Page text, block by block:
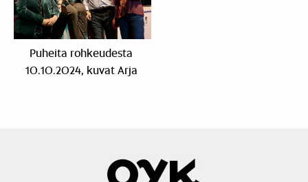
Puheita rohkeudesta
10.10.2024, kuvat Arja